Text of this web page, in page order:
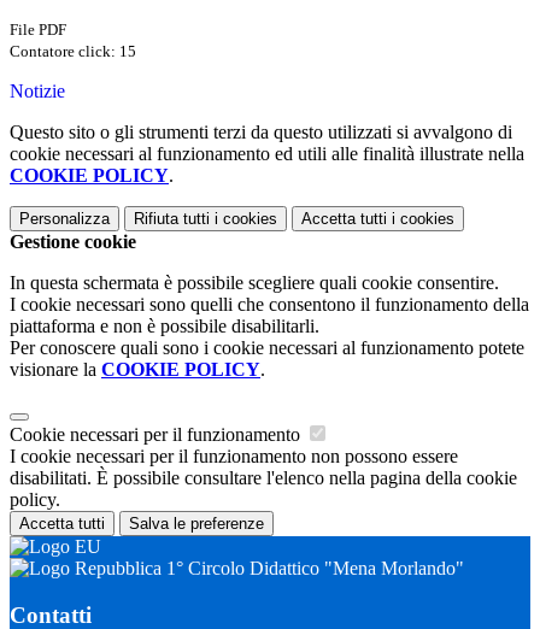
File PDF
Contatore click: 15
Notizie
Questo sito o gli strumenti terzi da questo utilizzati si avvalgono di
cookie necessari al funzionamento ed utili alle finalità illustrate nella
COOKIE POLICY.
Personalizza Rifiuta tutti i cookies Accetta tutti i cookies
Gestione cookie
In questa schermata è possibile scegliere quali cookie consentire.
I cookie necessari sono quelli che consentono il funzionamento della
piattaforma e non è possibile disabilitarli.
Per conoscere quali sono i cookie necessari al funzionamento potete
visionare la COOKIE POLICY.
Cookie necessari per il funzionamento
I cookie necessari per il funzionamento non possono essere
disabilitati. È possibile consultare l'elenco nella pagina della cookie
policy.
Accetta tutti Salva le preferenze
1° Circolo Didattico "Mena Morlando"
Contatti